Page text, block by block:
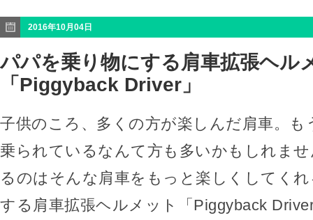
2016年10月04日
パパを乗り物にする肩車拡張ヘル
「Piggyback Driver」
子供のころ、多くの方が楽しんだ肩車。も
乗られているなんて方も多いかもしれま
るのはそんな肩車をもっと楽しくしてく
する肩車拡張ヘルメット「Piggyback